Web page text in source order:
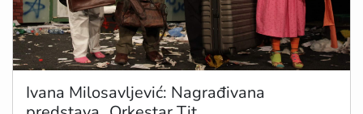
Ivana Milosavljević: Nagrađivana